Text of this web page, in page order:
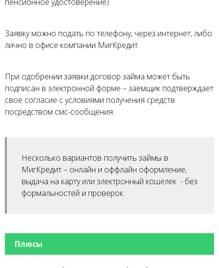
Заявку можно подать по телефону, через интернет, либо
лично в офисе компании МигКредит.
При одобрении заявки договор займа может быть
подписан в электронной форме – заемщик подтверждает
свое согласие с условиями получения средств
посредством смс-сообщения.
Несколько вариантов получить займы в
МигКредит – онлайн и оффлайн оформление,
выдача на карту или электронный кошелек - без
формальностей и проверок.
Плюсы